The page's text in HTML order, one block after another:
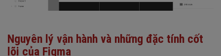
Nguyên lý vận hành và những đặc tính cốt
lõi của Figma